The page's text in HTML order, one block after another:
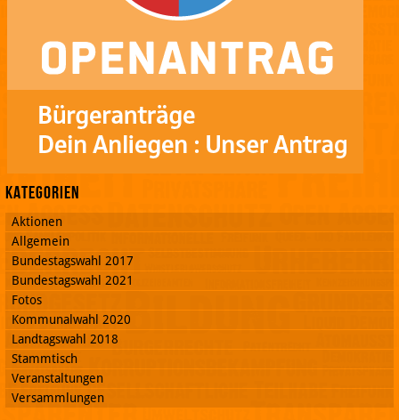
Kategorien
Aktionen
Allgemein
Bundestagswahl 2017
Bundestagswahl 2021
Fotos
Kommunalwahl 2020
Landtagswahl 2018
Stammtisch
Veranstaltungen
Versammlungen